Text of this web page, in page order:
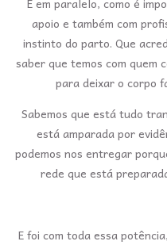
apoio e também com
instinto do parto. Que
saber que temos com quem
para deixar o corpo
Sabemos que está tudo
está amparada por
podemos nos entregar
rede que está
E foi com toda essa